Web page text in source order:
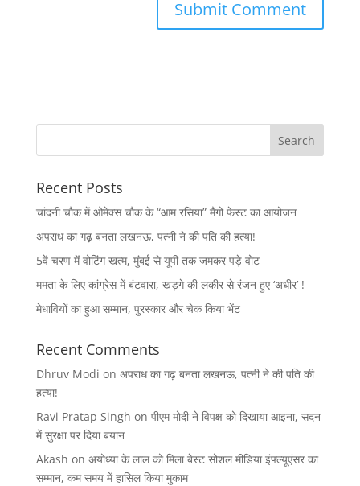
Recent Posts
चांदनी चौक में ओमेक्स चौक के “आम रसिया” मैंगो फेस्ट का आयोजन
अपराध का गढ़ बनता लखनऊ, पत्नी ने की पति की हत्या!
5वें चरण में वोटिंग खत्म, मुंबई से यूपी तक जमकर पड़े वोट
ममता के लिए कांग्रेस में बंटवारा, खड़गे की लकीर से रंजन हुए ‘अधीर’ !
मेधावियों का हुआ सम्मान, पुरस्कार और चेक किया भेंट
Recent Comments
Dhruv Modi on अपराध का गढ़ बनता लखनऊ, पत्नी ने की पति की
हत्या!
Ravi Pratap Singh on पीएम मोदी ने विपक्ष को दिखाया आइना, सदन
में सुरक्षा पर दिया बयान
Akash on अयोध्या के लाल को मिला बेस्ट सोशल मीडिया इंफ्ल्यूएंसर का
सम्मान, कम समय में हासिल किया मुकाम